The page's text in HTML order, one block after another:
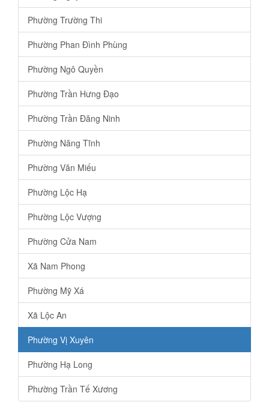
Phường Trường Thi
Phường Phan Đình Phùng
Phường Ngô Quyền
Phường Trần Hưng Đạo
Phường Trần Đăng Ninh
Phường Năng Tĩnh
Phường Văn Miếu
Phường Lộc Hạ
Phường Lộc Vượng
Phường Cửa Nam
Xã Nam Phong
Phường Mỹ Xá
Xã Lộc An
Phường Vị Xuyên
Phường Hạ Long
Phường Trần Tế Xương